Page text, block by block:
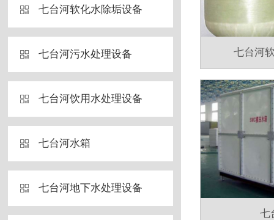
七台河软化水除垢设备
七台河污水处理设备
七台河饮用水处理设备
七台河水箱
七台河地下水处理设备
七台河
七